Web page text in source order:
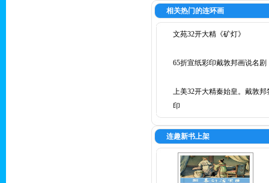
相关热门的连环画
文苑32开大精《矿灯》
65折宣纸彩印戴敦邦画说名剧
上美32开大精秦始皇。戴敦邦
印
连趣新书上架